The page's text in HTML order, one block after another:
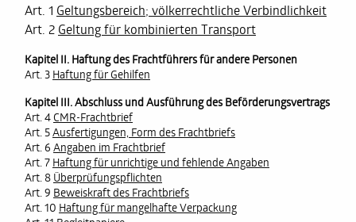
Art. 1 Geltungsbereich; völkerrechtliche Verbindlichkeit
Art. 2 Geltung für kombinierten Transport
Kapitel II. Haftung des Frachtführers für andere Personen
Art. 3 Haftung für Gehilfen
Kapitel III. Abschluss und Ausführung des Beförderungsvertrags
Art. 4 CMR-Frachtbrief
Art. 5 Ausfertigungen, Form des Frachtbriefs
Art. 6 Angaben im Frachtbrief
Art. 7 Haftung für unrichtige und fehlende Angaben
Art. 8 Überprüfungspflichten
Art. 9 Beweiskraft des Frachtbriefs
Art. 10 Haftung für mangelhafte Verpackung